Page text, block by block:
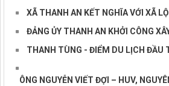
XÃ THANH AN KẾT NGHĨA VỚI XÃ
ĐẢNG ỦY THANH AN KHỞI CÔNG
THANH TÙNG - ĐIỂM DU LỊCH ĐẦU
ÔNG NGUYỄN VIẾT ĐỢI – HUV,